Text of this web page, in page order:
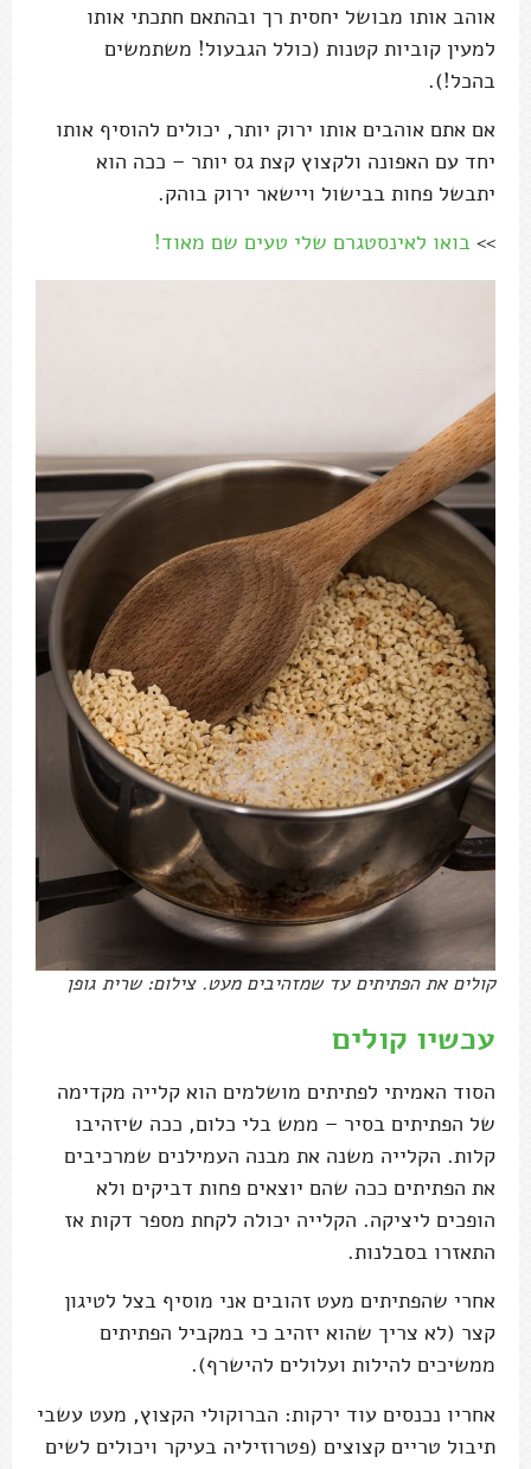
אוהב אותו מבושל יחסית רך ובהתאם חתכתי אותו
למעין קוביות קטנות (כולל הגבעול! משתמשים
בהכל!).
אם אתם אוהבים אותו ירוק יותר, יכולים להוסיף אותו
יחד עם האפונה ולקצוץ קצת גס יותר – ככה הוא
יתבשל פחות בבישול ויישאר ירוק בוהק.
>> בואו לאינסטגרם שלי טעים שם מאוד!
קולים את הפתיתים עד שמזהיבים מעט. צילום: שרית גופן
עכשיו קולים
הסוד האמיתי לפתיתים מושלמים הוא קלייה מקדימה
של הפתיתים בסיר – ממש בלי כלום, ככה שיזהיבו
קלות. הקלייה משנה את מבנה העמילנים שמרכיבים
את הפתיתים ככה שהם יוצאים פחות דביקים ולא
הופכים ליציקה. הקלייה יכולה לקחת מספר דקות אז
התאזרו בסבלנות.
אחרי שהפתיתים מעט זהובים אני מוסיף בצל לטיגון
קצר (לא צריך שהוא יזהיב כי במקביל הפתיתים
ממשיכים להילות ועלולים להישרף).
אחריו נכנסים עוד ירקות: הברוקולי הקצוץ, מעט עשבי
תיבול טריים קצוצים (פטרוזיליה בעיקר ויכולים לשים